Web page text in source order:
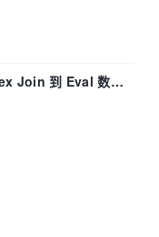
Join 到 Eval 数据